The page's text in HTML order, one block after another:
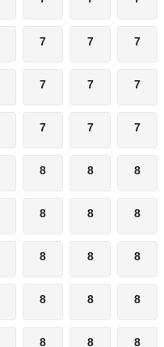
7 7 7
7 7 7
7 7 7
8 8 8
8 8 8
8 8 8
8 8 8
8 8 8